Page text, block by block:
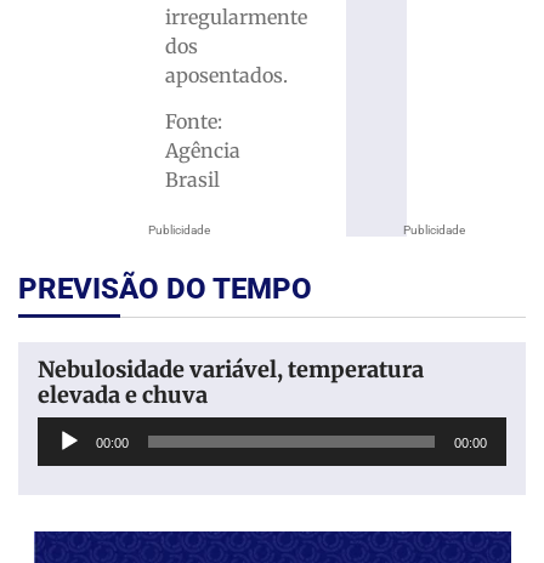
Publicidade
irregularmente
dos
aposentados.
Fonte:
Agência
Brasil
Publicidade
PREVISÃO DO TEMPO
Nebulosidade variável, temperatura
elevada e chuva
Tocador
00:00 00:00